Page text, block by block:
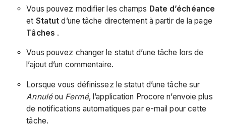
Vous pouvez modifier les champs Date d’échéance
et Statut d’une tâche directement à partir de la page
Tâches .
Vous pouvez changer le statut d’une tâche lors de
l’ajout d’un commentaire.
Lorsque vous définissez le statut d’une tâche sur
Annuléou Fermé, l’application Procore n’envoie plus
de notifications automatiques par e-mail pour cette
tâche.